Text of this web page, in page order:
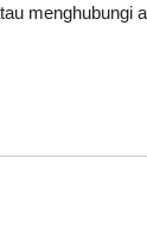
menghubungi